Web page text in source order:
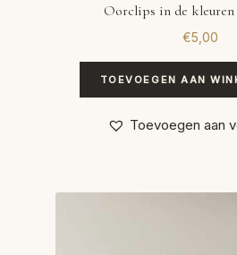
Oorclips in de kleuren
€5,00
TOEVOEGEN AAN
Toevoegen aan